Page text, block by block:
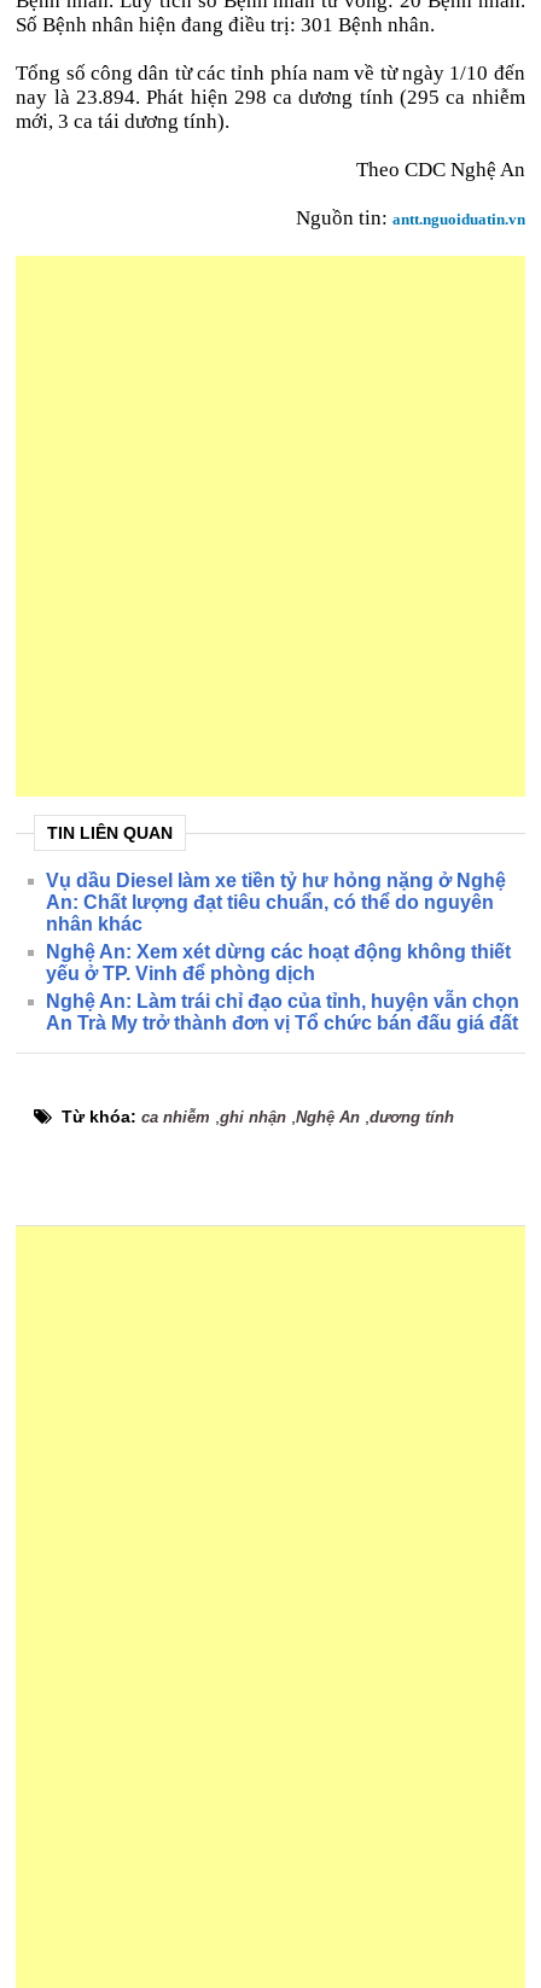
Số Bệnh nhân hiện đang điều trị: 301 Bệnh nhân.
Tổng số công dân từ các tỉnh phía nam về từ ngày 1/10 đến
nay là 23.894. Phát hiện 298 ca dương tính (295 ca nhiễm
mới, 3 ca tái dương tính).
Theo CDC Nghệ An
Nguồn tin: antt.nguoiduatin.vn
TIN LIÊN QUAN
Vụ dầu Diesel làm xe tiền tỷ hư hỏng nặng ở Nghệ
An: Chất lượng đạt tiêu chuẩn, có thể do nguyên
nhân khác
Nghệ An: Xem xét dừng các hoạt động không thiết
yếu ở TP. Vinh để phòng dịch
Nghệ An: Làm trái chỉ đạo của tỉnh, huyện vẫn chọn
An Trà My trở thành đơn vị Tổ chức bán đấu giá đất
Từ khóa:ca nhiễm ,ghi nhận ,Nghệ An ,dương tính